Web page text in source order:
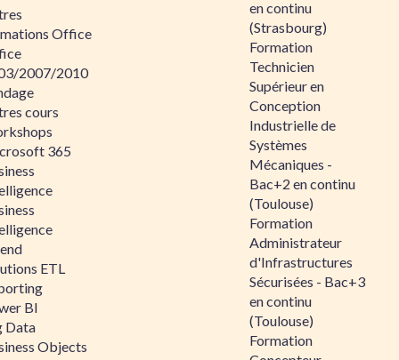
Office
2007/2010
cours
365
ETL
BI
Data
Objects
en continu
(Strasbourg)
Formation
Technicien
Supérieur en
Conception
Industrielle de
Systèmes
Mécaniques -
Bac+2 en continu
(Toulouse)
Formation
Administrateur
d'Infrastructures
Sécurisées - Bac+3
en continu
(Toulouse)
Formation